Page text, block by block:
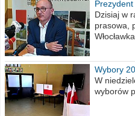
Prezydent
Dzisiaj w
prasowa,
Wybory
procent
W
wyborów